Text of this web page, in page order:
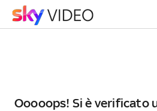
Ooooops! Si è verificato